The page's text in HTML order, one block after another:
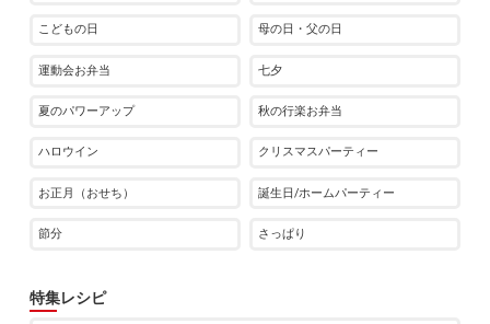
こどもの日 母の日・父の日
運動会お弁当 七夕
夏のパワーアップ 秋の行楽お弁当
ハロウイン クリスマスパーティー
お正月（おせち） 誕生日/ホームパーティー
節分 さっぱり
特集レシピ